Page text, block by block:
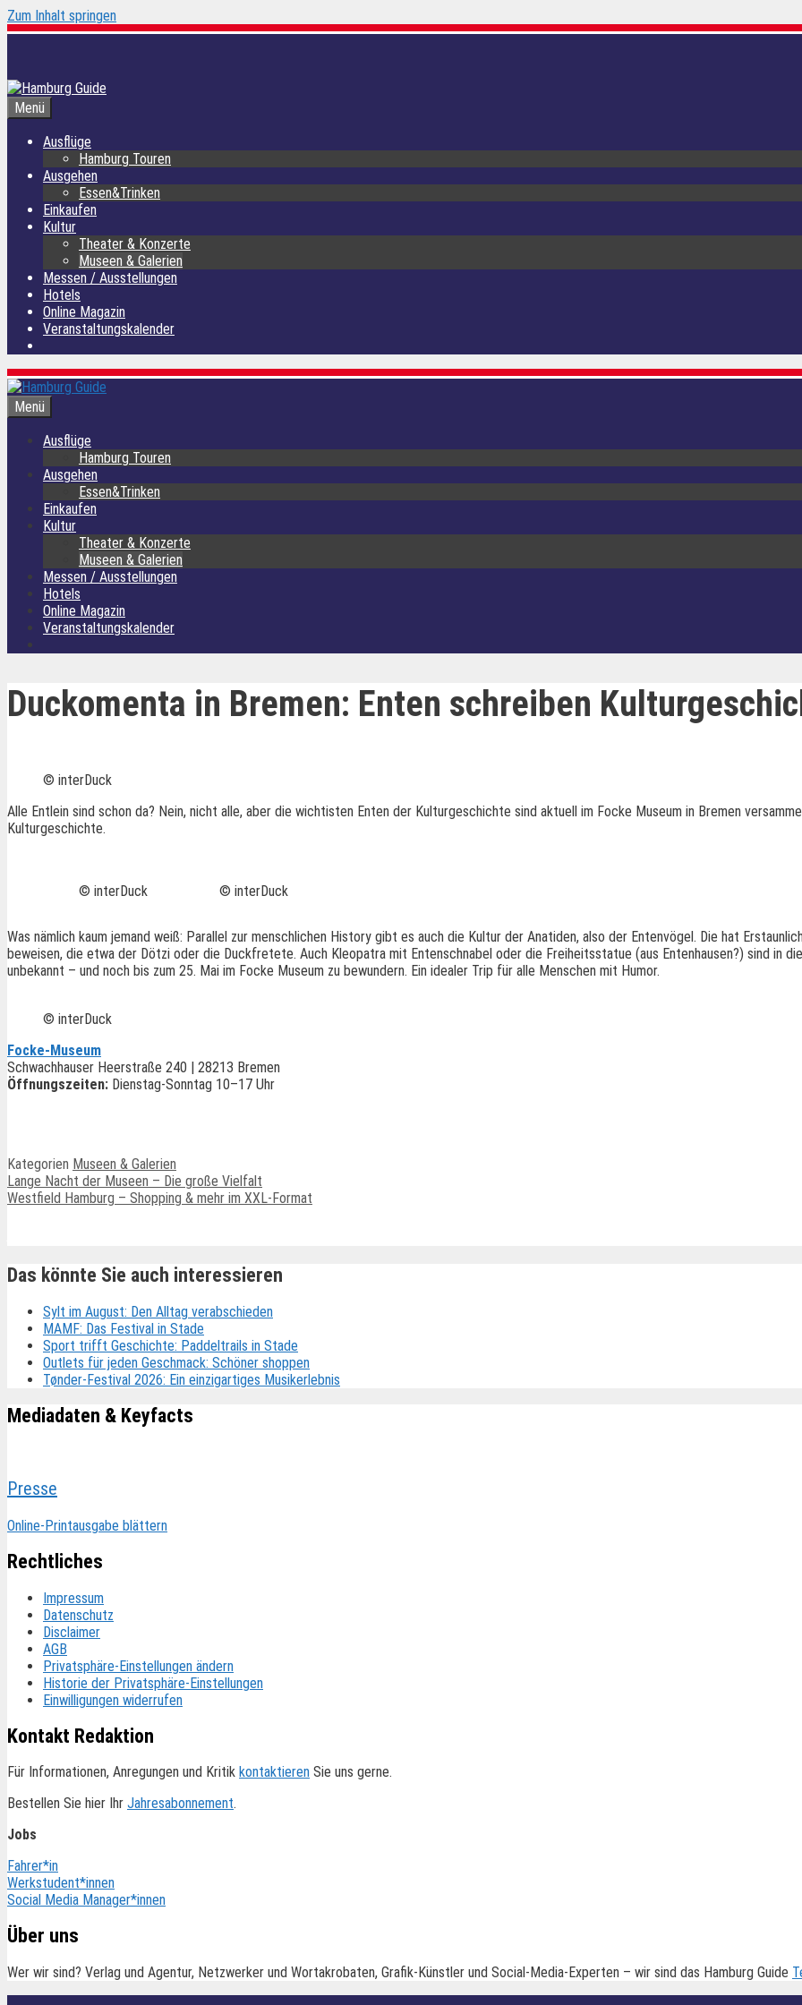
Zum Inhalt springen
Menü
Ausflüge
Hamburg Touren
Ausgehen
Essen&Trinken
Einkaufen
Kultur
Theater & Konzerte
Museen & Galerien
Messen / Ausstellungen
Hotels
Online Magazin
Veranstaltungskalender
Menü
Ausflüge
Hamburg Touren
Ausgehen
Essen&Trinken
Einkaufen
Kultur
Theater & Konzerte
Museen & Galerien
Messen / Ausstellungen
Hotels
Online Magazin
Veranstaltungskalender
Duckomenta in Bremen: Enten schreiben
© interDuck
Alle Entlein sind schon da? Nein, nicht alle, aber die wichtisten Enten der Kulturgeschichte sind aktuell im Focke Museum in Bremen
Kulturgeschichte.
© interDuck © interDuck
Was nämlich kaum jemand weiß: Parallel zur menschlichen History gibt es auch die Kultur der Anatiden, also der Entenvögel. Die hat
beweisen, die etwa der Dötzi oder die Duckfretete. Auch Kleopatra mit Entenschnabel oder die Freiheitsstatue (aus Entenhausen?) sind in
unbekannt – und noch bis zum 25. Mai im Focke Museum zu bewundern. Ein idealer Trip für alle Menschen mit Humor.
© interDuck
Focke-Museum
Schwachhauser Heerstraße 240 | 28213 Bremen
Öffnungszeiten: Dienstag-Sonntag 10–17 Uhr
Kategorien Museen & Galerien
Lange Nacht der Museen – Die große Vielfalt
Westfield Hamburg – Shopping & mehr im XXL-Format
Das könnte Sie auch interessieren
Sylt im August: Den Alltag verabschieden
MAMF: Das Festival in Stade
Sport trifft Geschichte: Paddeltrails in Stade
Outlets für jeden Geschmack: Schöner shoppen
Tønder-Festival 2026: Ein einzigartiges Musikerlebnis
Mediadaten & Keyfacts
Presse
Online-Printausgabe blättern
Rechtliches
Impressum
Datenschutz
Disclaimer
AGB
Privatsphäre-Einstellungen ändern
Historie der Privatsphäre-Einstellungen
Einwilligungen widerrufen
Kontakt Redaktion
Für Informationen, Anregungen und Kritik kontaktieren Sie uns gerne.
Bestellen Sie hier Ihr Jahresabonnement.
Jobs
Fahrer*in
Werkstudent*innen
Social Media Manager*innen
Über uns
Wer wir sind? Verlag und Agentur, Netzwerker und Wortakrobaten, Grafik-Künstler und Social-Media-Experten – wir sind das Hamburg Guide